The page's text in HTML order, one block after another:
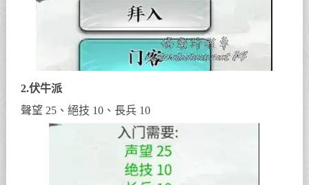
2.伏牛派
聲望 25、絕技 10、長兵 10